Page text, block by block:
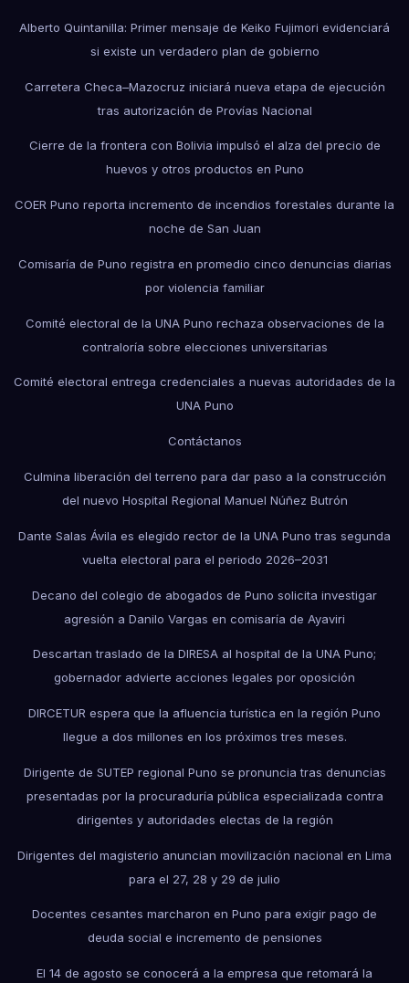
Alberto Quintanilla: Primer mensaje de Keiko Fujimori evidenciará
si existe un verdadero plan de gobierno
Carretera Checa–Mazocruz iniciará nueva etapa de ejecución
tras autorización de Provías Nacional
Cierre de la frontera con Bolivia impulsó el alza del precio de
huevos y otros productos en Puno
COER Puno reporta incremento de incendios forestales durante la
noche de San Juan
Comisaría de Puno registra en promedio cinco denuncias diarias
por violencia familiar
Comité electoral de la UNA Puno rechaza observaciones de la
contraloría sobre elecciones universitarias
Comité electoral entrega credenciales a nuevas autoridades de la
UNA Puno
Contáctanos
Culmina liberación del terreno para dar paso a la construcción
del nuevo Hospital Regional Manuel Núñez Butrón
Dante Salas Ávila es elegido rector de la UNA Puno tras segunda
vuelta electoral para el periodo 2026–2031
Decano del colegio de abogados de Puno solicita investigar
agresión a Danilo Vargas en comisaría de Ayaviri
Descartan traslado de la DIRESA al hospital de la UNA Puno;
gobernador advierte acciones legales por oposición
DIRCETUR espera que la afluencia turística en la región Puno
llegue a dos millones en los próximos tres meses.
Dirigente de SUTEP regional Puno se pronuncia tras denuncias
presentadas por la procuraduría pública especializada contra
dirigentes y autoridades electas de la región
Dirigentes del magisterio anuncian movilización nacional en Lima
para el 27, 28 y 29 de julio
Docentes cesantes marcharon en Puno para exigir pago de
deuda social e incremento de pensiones
El 14 de agosto se conocerá a la empresa que retomará la